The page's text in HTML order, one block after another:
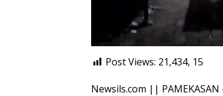
Post Views: 21,434, 15
Newsils.com ||